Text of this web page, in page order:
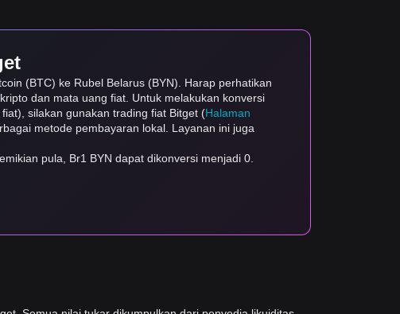
(BTC) ke Rubel Belarus (BYN). Harap perhatikan
dan mata uang fiat. Untuk melakukan konversi
silakan gunakan trading fiat Bitget (Halaman
metode pembayaran lokal. Layanan ini juga
pula, Br1 BYN dapat dikonversi menjadi 0.